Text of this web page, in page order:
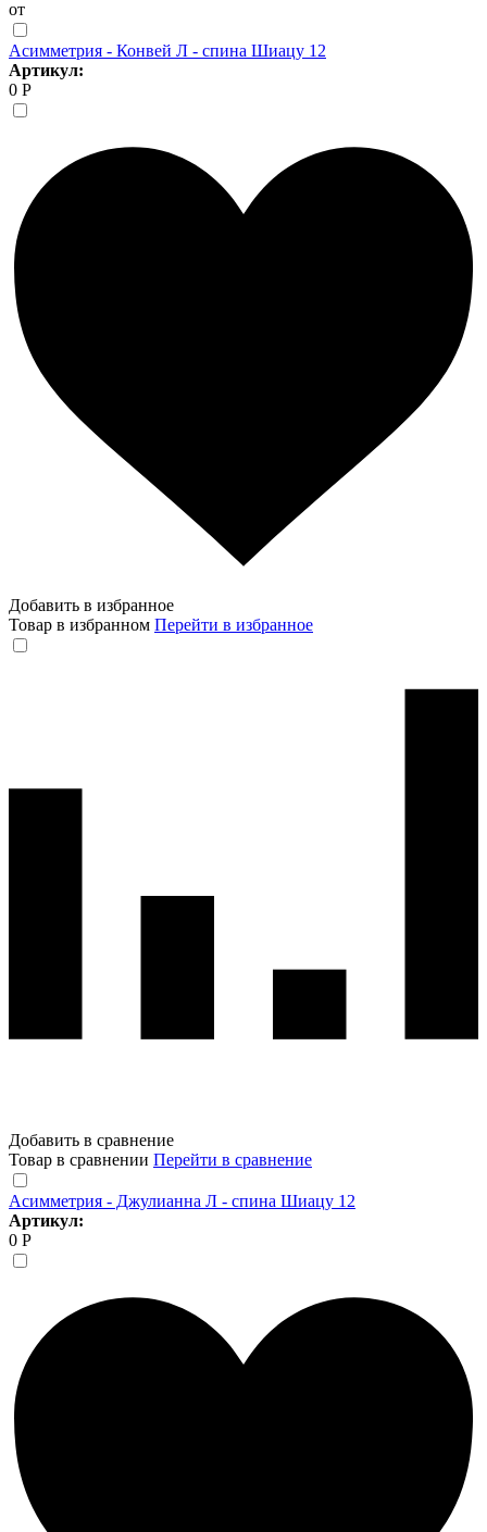
от
Асимметрия - Конвей Л - спина Шиацу 12
Артикул:
0 Р
Добавить в избранное
Товар в избранном Перейти в избранное
Добавить в сравнение
Товар в сравнении Перейти в сравнение
Асимметрия - Джулианна Л - спина Шиацу 12
Артикул:
0 Р